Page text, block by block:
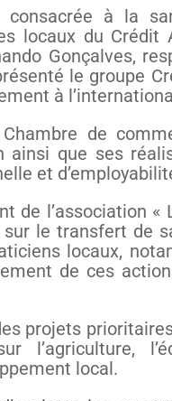
consacrée à la
locaux du Crédit
Gonçalves,
le groupe
à
de
ainsi que ses
et
de l’association
le transfert de
locaux,
de ces
projets
l’agriculture,
local.